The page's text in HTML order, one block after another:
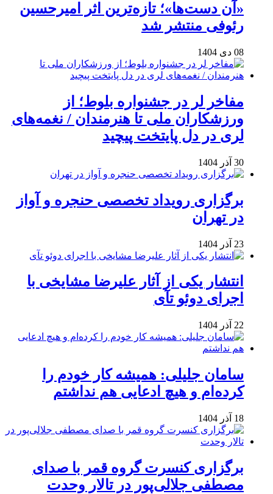
«آن دست‌ها»؛ تازه‌ترین اثر امیرحسین
رئوفی منتشر شد
08 دی 1404
مفاخر لر در جشنواره بلوط؛ از
ورزشکاران ملی تا هنرمندان / نغمه‌های
لری در دل پایتخت پیچید
30 آذر 1404
برگزاری رویداد تخصصی حنجره و آواز
در تهران
23 آذر 1404
انتشار یکی از آثار علیرضا مشایخی با
اجرای دوئو تآی
22 آذر 1404
سامان جلیلی: همیشه کار خودم را
کرده‌ام و هیچ ادعایی هم نداشتم
18 آذر 1404
برگزاری کنسرت گروه قمر با صدای
مصطفی جلالی‌پور در تالار وحدت